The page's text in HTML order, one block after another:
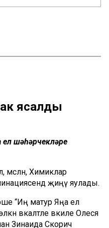
ясалды
ел шәһәрчекләре
Химиклар
җиңү яулады.
“Иң матур Яңа ел
вәкаләтле вәкиле Олеся
Зинаида Скорич